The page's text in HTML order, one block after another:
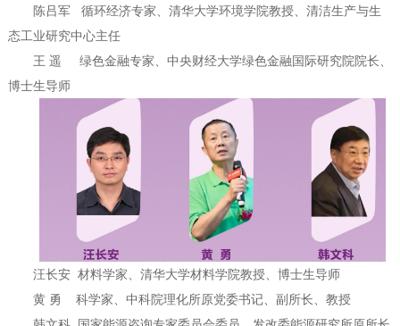
陈吕军 循环经济专家、清华大学环境学院教授、清洁生产与生
态工业研究中心主任
王 遥 绿色金融专家、中央财经大学绿色金融国际研究院院长、
博士生导师
汪长安 材料学家、清华大学材料学院教授、博士生导师
黄 勇 科学家、中科院理化所原党委书记、副所长、教授